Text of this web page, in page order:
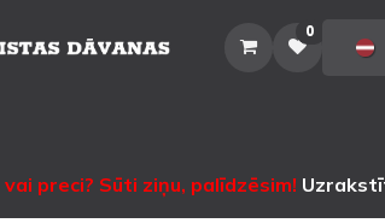
0
preci? Sūti ziņu, palīdzēsim!